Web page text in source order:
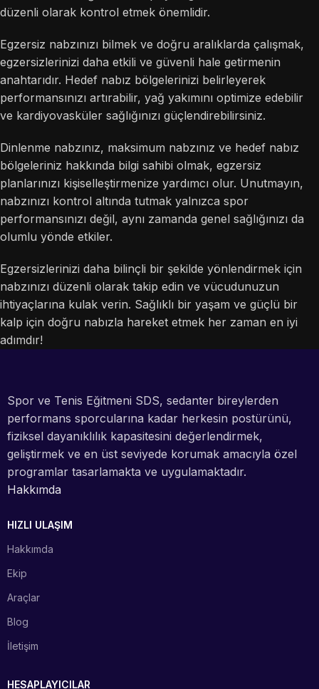
düzenli olarak kontrol etmek önemlidir.
Egzersiz nabzınızı bilmek ve doğru aralıklarda çalışmak,
egzersizlerinizi daha etkili ve güvenli hale getirmenin
anahtarıdır. Hedef nabız bölgelerinizi belirleyerek
performansınızı artırabilir, yağ yakımını optimize edebilir
ve kardiyovasküler sağlığınızı güçlendirebilirsiniz.
Dinlenme nabzınız, maksimum nabzınız ve hedef nabız
bölgeleriniz hakkında bilgi sahibi olmak, egzersiz
planlarınızı kişiselleştirmenize yardımcı olur. Unutmayın,
nabzınızı kontrol altında tutmak yalnızca spor
performansınızı değil, aynı zamanda genel sağlığınızı da
olumlu yönde etkiler.
Egzersizlerinizi daha bilinçli bir şekilde yönlendirmek için
nabzınızı düzenli olarak takip edin ve vücudunuzun
ihtiyaçlarına kulak verin. Sağlıklı bir yaşam ve güçlü bir
kalp için doğru nabızla hareket etmek her zaman en iyi
adımdır!
Spor ve Tenis Eğitmeni SDS, sedanter bireylerden
performans sporcularına kadar herkesin postürünü,
fiziksel dayanıklılık kapasitesini değerlendirmek,
geliştirmek ve en üst seviyede korumak amacıyla özel
programlar tasarlamakta ve uygulamaktadır.
Hakkımda
HIZLI ULAŞIM
Hakkımda
Ekip
Araçlar
Blog
İletişim
HESAPLAYICILAR